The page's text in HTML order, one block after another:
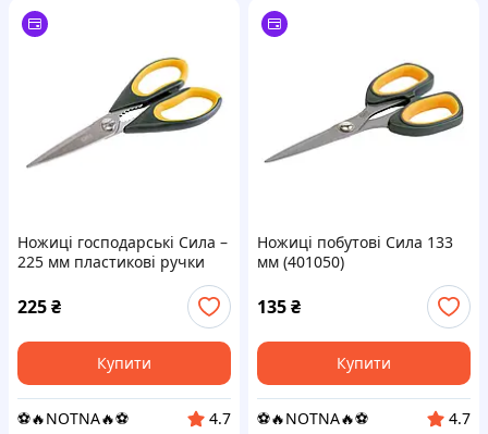
Ножиці господарські Сила –
225 мм пластикові ручки
225₴
Купити
⚽️🔥NOTNA🔥⚽️
4.7
Ножиці побутові Сила 133
мм (401050)
135₴
Купити
⚽️🔥NOTNA🔥⚽️
4.7